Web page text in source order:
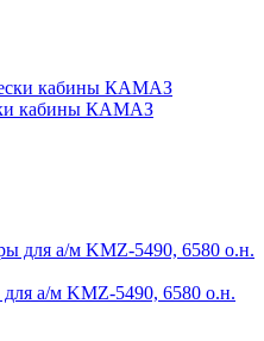
кабины КАМАЗ
а/м KMZ-5490, 6580 о.н.